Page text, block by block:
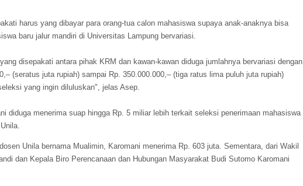
harus yang dibayar para orang-tua calon mahasiswa supaya anak-anaknya bisa
baru jalur mandiri di Universitas Lampung bervariasi.
disepakati antara pihak KRM dan kawan-kawan diduga jumlahnya bervariasi dengan
(seratus juta rupiah) sampai Rp. 350.000.000,– (tiga ratus lima puluh juta rupiah)
yang ingin diluluskan", jelas Asep.
diduga menerima suap hingga Rp. 5 miliar lebih terkait seleksi penerimaan mahasiswa
Unila bernama Mualimin, Karomani menerima Rp. 603 juta. Sementara, dari Wakil
dan Kepala Biro Perencanaan dan Hubungan Masyarakat Budi Sutomo Karomani